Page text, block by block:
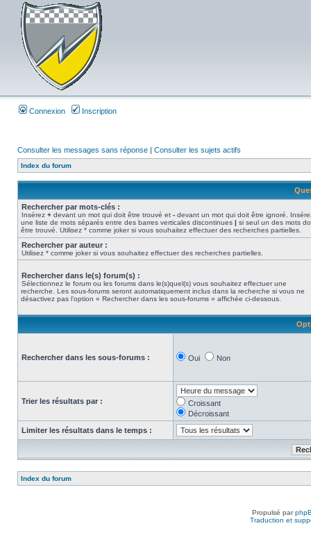
Connexion Inscription
Consulter les messages sans réponse | Consulter les sujets actifs
Index du forum
Rechercher par mots-clés :
Insérez + devant un mot qui doit être trouvé et - devant un mot qui doit être ignoré.
une liste de mots séparés entre des barres verticales discontinues | si seul un des mots
être trouvé. Utilisez * comme joker si vous souhaitez effectuer des recherches partielles.
Rechercher par auteur :
Utilisez * comme joker si vous souhaitez effectuer des recherches partielles.
Rechercher dans le(s) forum(s) :
Sélectionnez le forum ou les forums dans le(s)quel(s) vous souhaitez effectuer une
recherche. Les sous-forums seront automatiquement inclus dans la recherche si vous ne
désactivez pas l’option « Rechercher dans les sous-forums » affichée ci-dessous.
Rechercher dans les sous-forums : Oui Non
Trier les résultats par :
Croissant
Décroissant
Limiter les résultats dans le temps :
Index du forum
Propulsé par
Traduction et